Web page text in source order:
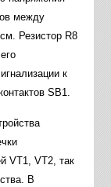
между
Резистор R8
к
SB1.
VT1, VT2, так
В